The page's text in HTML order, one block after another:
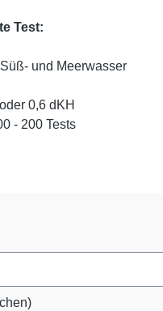
Test:
und Meerwasser
0,6 dKH
- 200 Tests